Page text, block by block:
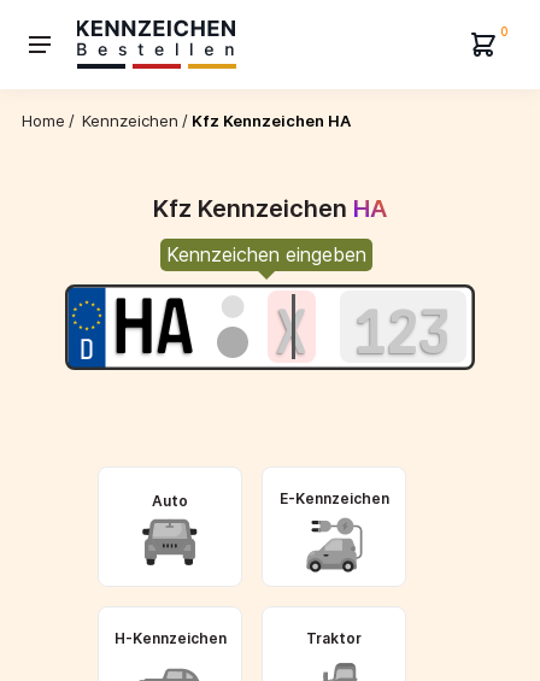
0
Home / Kennzeichen / Kfz Kennzeichen HA
Kfz Kennzeichen HA
Kennzeichen eingeben
Auto E-Kennzeichen
H-Kennzeichen Traktor